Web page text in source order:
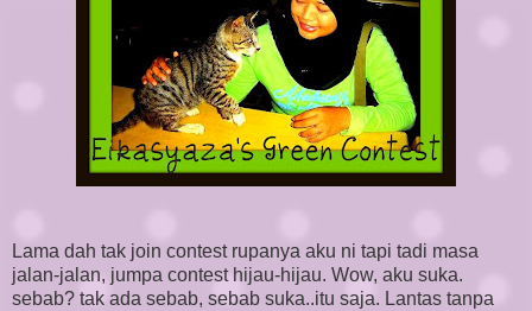
Lama dah tak join contest rupanya aku ni tapi tadi masa
jalan-jalan, jumpa contest hijau-hijau. Wow, aku suka.
sebab? tak ada sebab, sebab suka..itu saja. Lantas tanpa